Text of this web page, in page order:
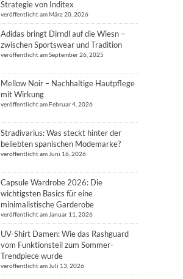
Strategie von Inditex
veröffentlicht am März 20, 2026
Adidas bringt Dirndl auf die Wiesn –
zwischen Sportswear und Tradition
veröffentlicht am September 26, 2025
Mellow Noir – Nachhaltige Hautpflege
mit Wirkung
veröffentlicht am Februar 4, 2026
Stradivarius: Was steckt hinter der
beliebten spanischen Modemarke?
veröffentlicht am Juni 16, 2026
Capsule Wardrobe 2026: Die
wichtigsten Basics für eine
minimalistische Garderobe
veröffentlicht am Januar 11, 2026
UV-Shirt Damen: Wie das Rashguard
vom Funktionsteil zum Sommer-
Trendpiece wurde
veröffentlicht am Juli 13, 2026